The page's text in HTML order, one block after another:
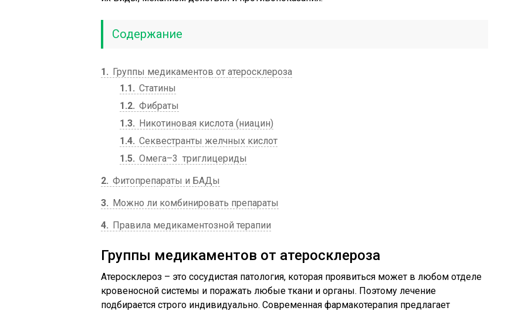
Содержание
1
Группы медикаментов от атеросклероза
1.1
Статины
1.2 Фибраты
1.3
Никотиновая кислота (ниацин)
1.4 Секвестранты желчных кислот
1.5 Омега–3 триглицериды
2 Фитопрепараты и БАДы
3
Можно ли комбинировать препараты
4
Правила медикаментозной терапии
Группы медикаментов от атеросклероза
Атеросклероз – это сосудистая патология, которая проявиться может в любом отделе
кровеносной системы и поражать любые ткани и органы. Поэтому лечение
подбирается строго индивидуально. Современная фармакотерапия предлагает